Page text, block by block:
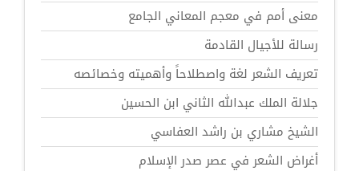
معنى أمم في معجم المعاني الجامع
رسالة للأجيال القادمة
تعريف الشعر لغة واصطلاحاً وأهميته وخصائصه
جلالة الملك عبدالله الثاني ابن الحسين
الشيخ مشاري بن راشد العفاسي
أغراض الشعر في عصر صدر الإسلام